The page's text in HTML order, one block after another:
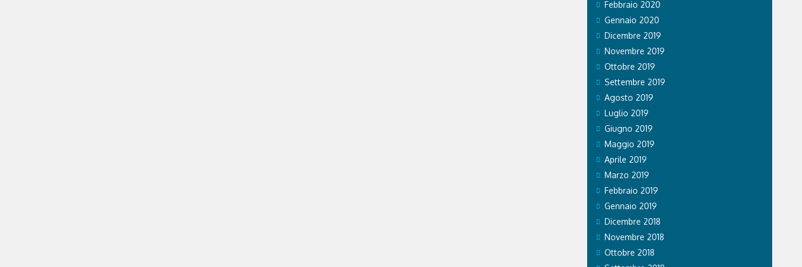
Febbraio 2020
Gennaio 2020
Dicembre 2019
Novembre 2019
Ottobre 2019
Settembre 2019
Agosto 2019
Luglio 2019
Giugno 2019
Maggio 2019
Aprile 2019
Marzo 2019
Febbraio 2019
Gennaio 2019
Dicembre 2018
Novembre 2018
Ottobre 2018